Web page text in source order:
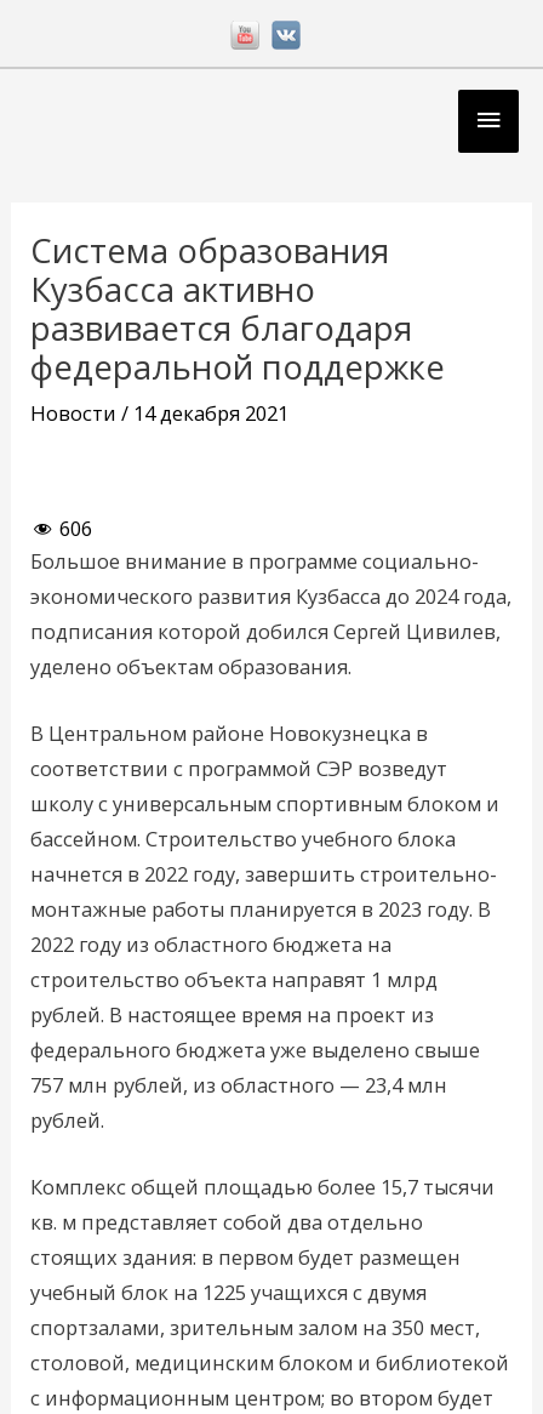
Система образования
Кузбасса активно
развивается благодаря
федеральной поддержке
Новости / 14 декабря 2021
606
Большое внимание в программе социально-
экономического развития Кузбасса до 2024 года,
подписания которой добился Сергей Цивилев,
уделено объектам образования.
В Центральном районе Новокузнецка в
соответствии с программой СЭР возведут
школу с универсальным спортивным блоком и
бассейном. Строительство учебного блока
начнется в 2022 году, завершить строительно-
монтажные работы планируется в 2023 году. В
2022 году из областного бюджета на
строительство объекта направят 1 млрд
рублей. В настоящее время на проект из
федерального бюджета уже выделено свыше
757 млн рублей, из областного — 23,4 млн
рублей.
Комплекс общей площадью более 15,7 тысячи
кв. м представляет собой два отдельно
стоящих здания: в первом будет размещен
учебный блок на 1225 учащихся с двумя
спортзалами, зрительным залом на 350 мест,
столовой, медицинским блоком и библиотекой
с информационным центром; во втором будет
записям